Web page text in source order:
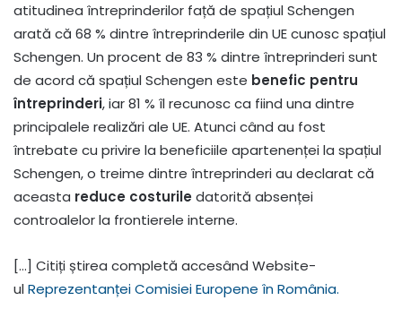
atitudinea întreprinderilor față de spațiul Schengen
arată că 68 % dintre întreprinderile din UE cunosc spațiul
Schengen. Un procent de 83 % dintre întreprinderi sunt
de acord că spațiul Schengen este benefic pentru
întreprinderi, iar 81 % îl recunosc ca fiind una dintre
principalele realizări ale UE. Atunci când au fost
întrebate cu privire la beneficiile apartenenței la spațiul
Schengen, o treime dintre întreprinderi au declarat că
aceasta reduce costuriledatorită absenței
controalelor la frontierele interne.
[…] Citiți știrea completă accesând Website-
ulReprezentanței Comisiei Europene în România.